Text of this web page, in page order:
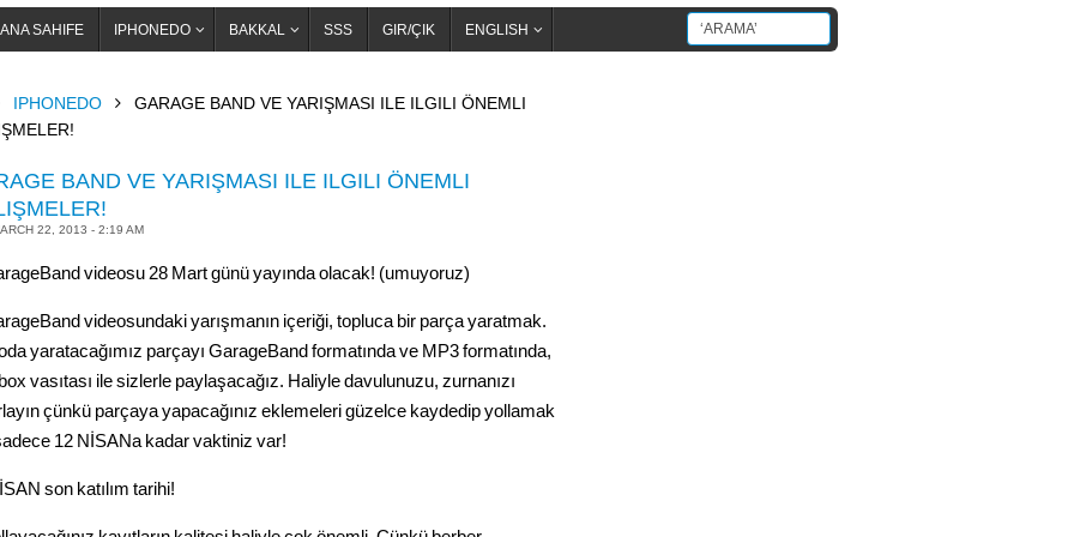
ANA SAHIFE IPHONEDO BAKKAL SSS GIR/ÇIK ENGLISH
IPHONEDO
GARAGE BAND VE YARIŞMASI ILE ILGILI ÖNEMLI
BAND VE YARIŞMASI ILE ILGILI ÖNEMLI
22, 2013 - 2:19 AM
videosu 28 Mart günü yayında olacak! (umuyoruz)
videosundaki yarışmanın içeriği, topluca bir parça yaratmak.
yaratacağımız parçayı GarageBand formatında ve MP3 formatında,
vasıtası ile sizlerle paylaşacağız. Haliyle davulunuzu, zurnanızı
çünkü parçaya yapacağınız eklemeleri güzelce kaydedip yollamak
12 NİSANa kadar vaktiniz var!
son katılım tarihi!